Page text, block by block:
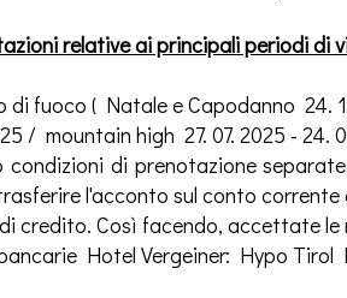
relative ai principali periodi di
di fuoco ( Natale e Capodanno 24.
/ mountain high 27. 07. 2025 - 24.
condizioni di prenotazione
l'acconto sul conto corrente
credito. Così facendo, accettate
Hotel Vergeiner: Hypo Tirol